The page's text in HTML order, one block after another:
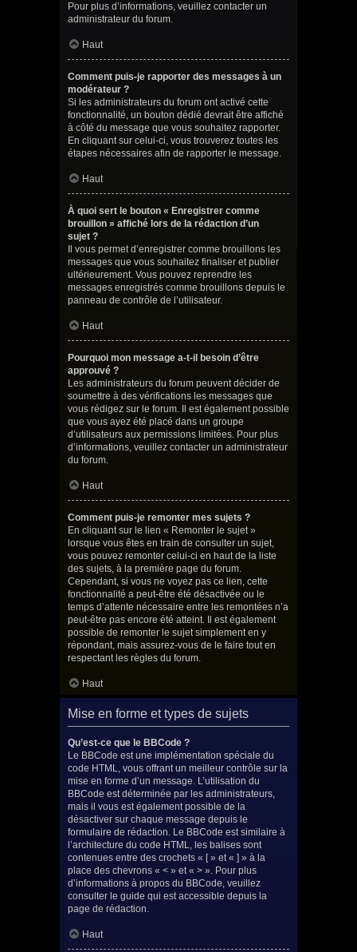
Pour plus d’informations, veuillez contacter un
administrateur du forum.
Haut
Comment puis-je rapporter des messages à un
modérateur ?
Si les administrateurs du forum ont activé cette
fonctionnalité, un bouton dédié devrait être affiché
à côté du message que vous souhaitez rapporter.
En cliquant sur celui-ci, vous trouverez toutes les
étapes nécessaires afin de rapporter le message.
Haut
À quoi sert le bouton « Enregistrer comme
brouillon » affiché lors de la rédaction d’un
sujet ?
Il vous permet d’enregistrer comme brouillons les
messages que vous souhaitez finaliser et publier
ultérieurement. Vous pouvez reprendre les
messages enregistrés comme brouillons depuis le
panneau de contrôle de l’utilisateur.
Haut
Pourquoi mon message a-t-il besoin d’être
approuvé ?
Les administrateurs du forum peuvent décider de
soumettre à des vérifications les messages que
vous rédigez sur le forum. Il est également possible
que vous ayez été placé dans un groupe
d’utilisateurs aux permissions limitées. Pour plus
d’informations, veuillez contacter un administrateur
du forum.
Haut
Comment puis-je remonter mes sujets ?
En cliquant sur le lien « Remonter le sujet »
lorsque vous êtes en train de consulter un sujet,
vous pouvez remonter celui-ci en haut de la liste
des sujets, à la première page du forum.
Cependant, si vous ne voyez pas ce lien, cette
fonctionnalité a peut-être été désactivée ou le
temps d’attente nécessaire entre les remontées n’a
peut-être pas encore été atteint. Il est également
possible de remonter le sujet simplement en y
répondant, mais assurez-vous de le faire tout en
respectant les règles du forum.
Haut
Mise en forme et types de sujets
Qu’est-ce que le BBCode ?
Le BBCode est une implémentation spéciale du
code HTML, vous offrant un meilleur contrôle sur la
mise en forme d’un message. L’utilisation du
BBCode est déterminée par les administrateurs,
mais il vous est également possible de la
désactiver sur chaque message depuis le
formulaire de rédaction. Le BBCode est similaire à
l’architecture du code HTML, les balises sont
contenues entre des crochets « [ » et « ] » à la
place des chevrons « < » et « > ». Pour plus
d’informations à propos du BBCode, veuillez
consulter le guide qui est accessible depuis la
page de rédaction.
Haut